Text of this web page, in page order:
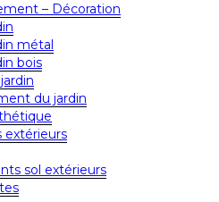
– Décoration
métal
bois
du jardin
extérieurs
sol extérieurs